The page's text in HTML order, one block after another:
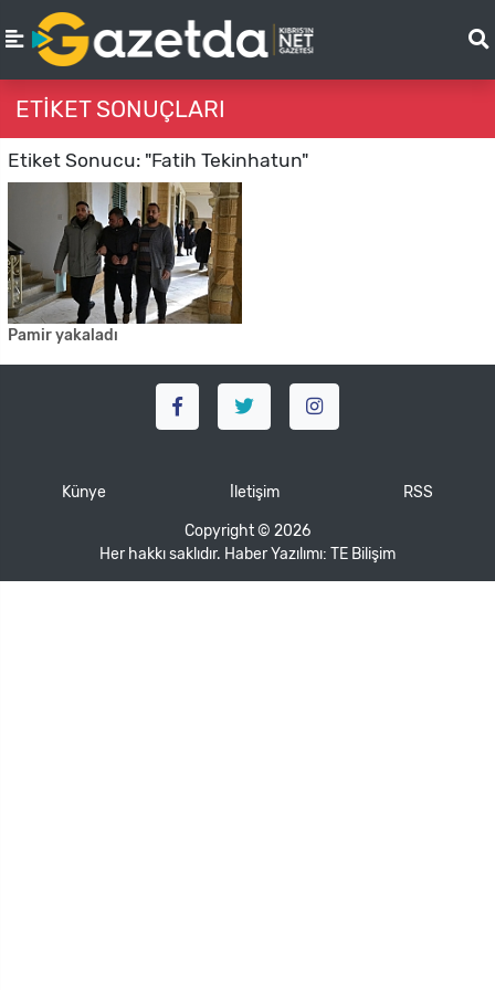
ETIKET SONUÇLARI
Etiket Sonucu: "Fatih Tekinhatun"
Pamir yakaladı
Künye İletişim RSS
Copyright © 2026
Her hakkı saklıdır. Haber Yazılımı: TE Bilişim